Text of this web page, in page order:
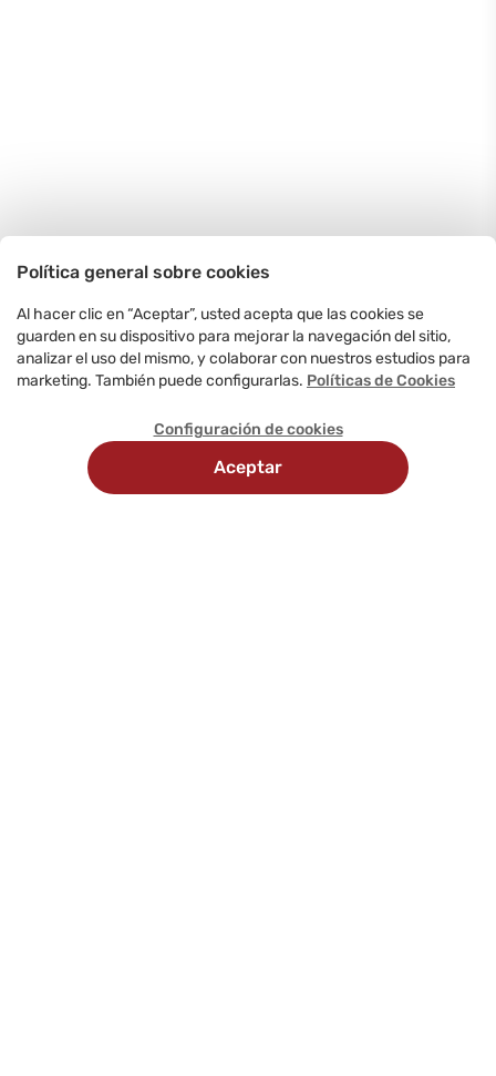
Política general sobre cookies
Al hacer clic en “Aceptar”, usted acepta que las cookies se
guarden en su dispositivo para mejorar la navegación del sitio,
analizar el uso del mismo, y colaborar con nuestros estudios para
marketing. También puede configurarlas. Políticas de Cookies
Configuración de cookies
Aceptar